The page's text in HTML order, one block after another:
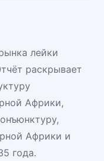
лейки
раскрывает
Африки,
Африки и
года.